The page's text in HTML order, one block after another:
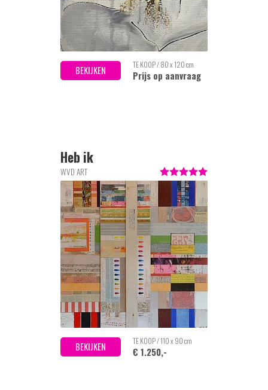
BEKIJKEN TE KOOP / 80 x 120 cm
Prijs op aanvraag
Heb ik
WVD ART
BEKIJKEN TE KOOP / 110 x 90 cm
€ 1.250,-